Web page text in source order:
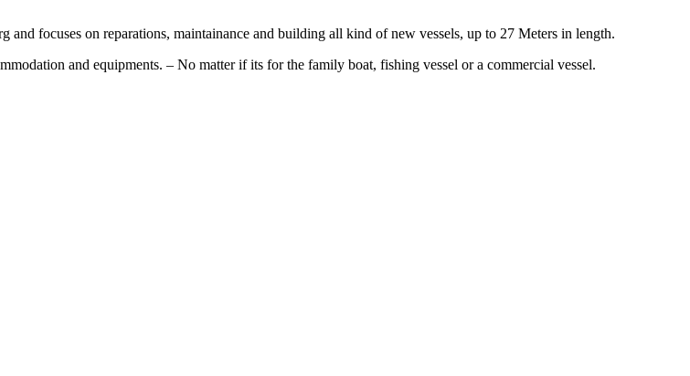
focuses on reparations, maintainance and building all kind of new vessels, up to 27 Meters in length.
and equipments. – No matter if its for the family boat, fishing vessel or a commercial vessel.